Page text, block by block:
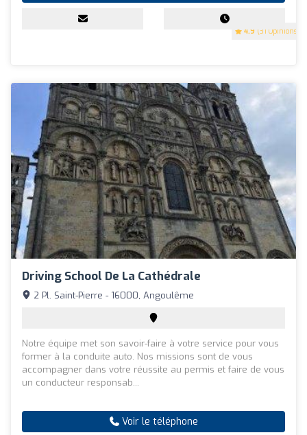
4.9 (31 Opinions)
Driving School De La Cathédrale
2 Pl. Saint-Pierre - 16000, Angoulême
Notre équipe met son savoir-faire à votre service pour vous
former à la conduite auto. Nos missions sont de vous
accompagner dans votre réussite au permis et faire de vous
un conducteur responsab...
Voir le téléphone